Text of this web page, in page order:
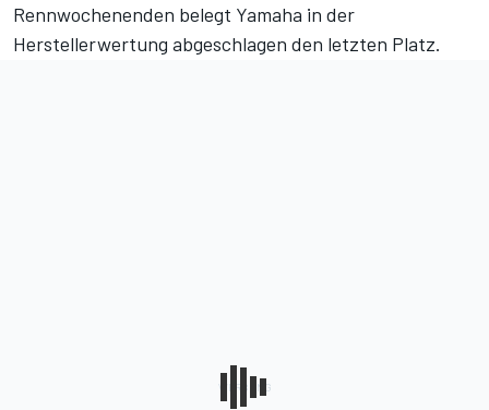
Rennwochenenden belegt Yamaha in der
Herstellerwertung abgeschlagen den letzten Platz.